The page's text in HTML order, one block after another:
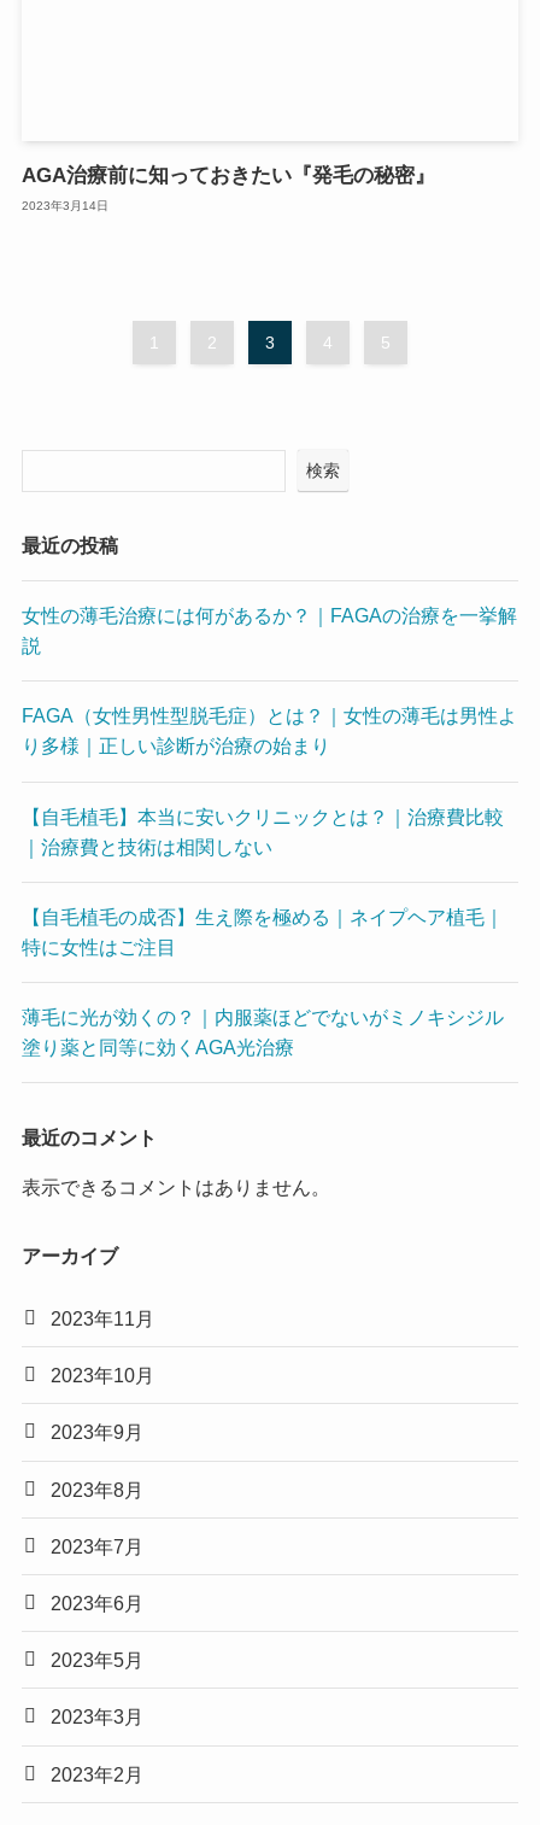
AGA治療前に知っておきたい『発毛の秘密』
2023年3月14日
1 2 3 4 5
検索
最近の投稿
女性の薄毛治療には何があるか？｜FAGAの治療を一挙解
説
FAGA（女性男性型脱毛症）とは？｜女性の薄毛は男性よ
り多様｜正しい診断が治療の始まり
【自毛植毛】本当に安いクリニックとは？｜治療費比較
｜治療費と技術は相関しない
【自毛植毛の成否】生え際を極める｜ネイプヘア植毛｜
特に女性はご注目
薄毛に光が効くの？｜内服薬ほどでないがミノキシジル
塗り薬と同等に効くAGA光治療
最近のコメント
表示できるコメントはありません。
アーカイブ
2023年11月
2023年10月
2023年9月
2023年8月
2023年7月
2023年6月
2023年5月
2023年3月
2023年2月